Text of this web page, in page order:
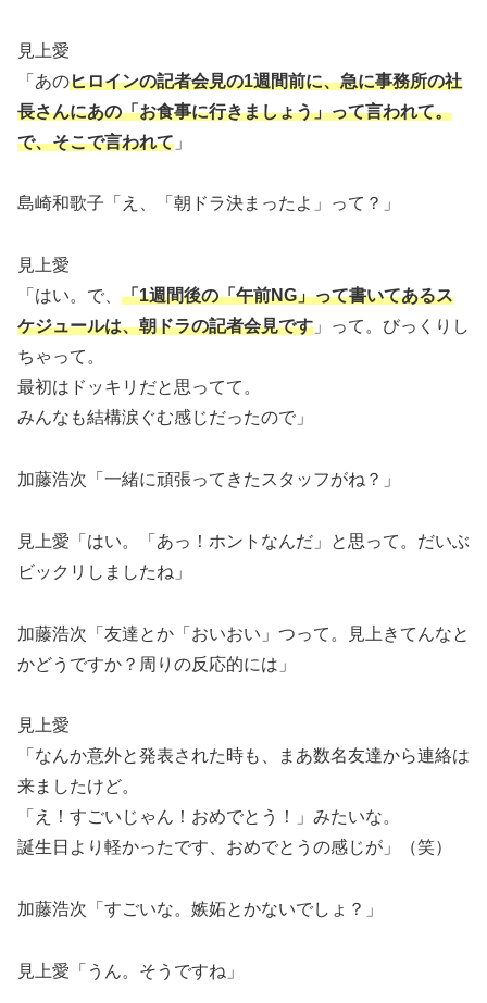
見上愛
「あのヒロインの記者会見の1週間前に、急に事務所の社
長さんにあの「お食事に行きましょう」って言われて。
で、そこで言われて 」
島崎和歌子「え、「朝ドラ決まったよ」って？」
見上愛
「はい。で、 「1週間後の「午前NG」って書いてあるス
ケジュールは、朝ドラの記者会見です 」って。びっくりし
ちゃって。
最初はドッキリだと思ってて。
みんなも結構涙ぐむ感じだったので」
加藤浩次「一緒に頑張ってきたスタッフがね？」
見上愛「はい。「あっ！ホントなんだ」と思って。だいぶ
ビックリしましたね」
加藤浩次「友達とか「おいおい」つって。見上きてんなと
かどうですか？周りの反応的には」
見上愛
「なんか意外と発表された時も、まあ数名友達から連絡は
来ましたけど。
「え！すごいじゃん！おめでとう！」みたいな。
誕生日より軽かったです、おめでとうの感じが」（笑）
加藤浩次「すごいな。嫉妬とかないでしょ？」
見上愛「うん。そうですね」